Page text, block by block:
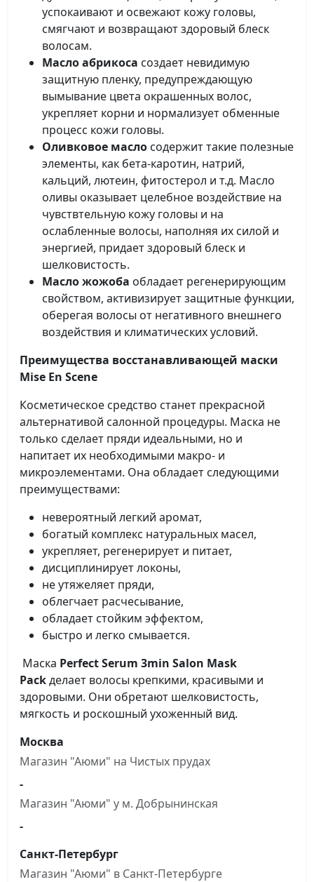
успокаивают и освежают кожу головы,
смягчают и возвращают здоровый блеск
волосам.
Масло абрикоса создает невидимую
защитную пленку, предупреждающую
вымывание цвета окрашенных волос,
укрепляет корни и нормализует обменные
процесс кожи головы.
Оливковое масло содержит такие полезные
элементы, как бета-каротин, натрий,
кальций, лютеин, фитостерол и т.д. Масло
оливы оказывает целебное воздействие на
чувствтельную кожу головы и на
ослабленные волосы, наполняя их силой и
энергией, придает здоровый блеск и
шелковистость.
Масло жожоба обладает регенерирующим
свойством, активизирует защитные функции,
оберегая волосы от негативного внешнего
воздействия и климатических условий.
Преимущества восстанавливающей маски
Mise En Scene
Косметическое средство станет прекрасной
альтернативой салонной процедуры. Маска не
только сделает пряди идеальными, но и
напитает их необходимыми макро- и
микроэлементами. Она обладает следующими
преимуществами:
невероятный легкий аромат,
богатый комплекс натуральных масел,
укрепляет, регенерирует и питает,
дисциплинирует локоны,
не утяжеляет пряди,
облегчает расчесывание,
обладает стойким эффектом,
быстро и легко смывается.
Маска Perfect Serum 3min Salon Mask
Packделает волосы крепкими, красивыми и
здоровыми. Они обретают шелковистость,
мягкость и роскошный ухоженный вид.
Москва
Магазин "Аюми" на Чистыx прудах
-
Магазин "Аюми" у м. Добрынинская
-
Санкт-Петербург
Магазин "Аюми" в Санкт-Петербурге